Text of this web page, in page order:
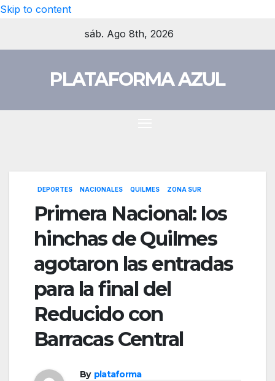
Skip to content
sáb. Ago 8th, 2026
PLATAFORMA AZUL
DEPORTES NACIONALES QUILMES ZONA SUR
Primera Nacional: los
hinchas de Quilmes
agotaron las entradas
para la final del
Reducido con
Barracas Central
By plataforma